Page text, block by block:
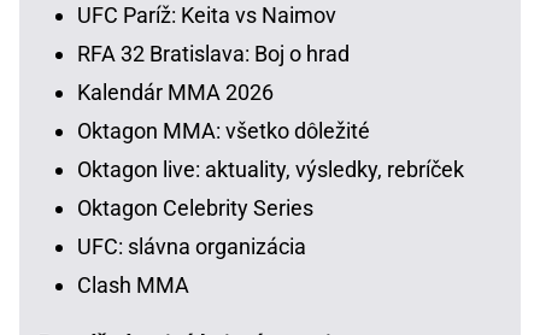
UFC Paríž: Keita vs Naimov
RFA 32 Bratislava: Boj o hrad
Kalendár MMA 2026
Oktagon MMA: všetko dôležité
Oktagon live: aktuality, výsledky, rebríček
Oktagon Celebrity Series
UFC: slávna organizácia
Clash MMA